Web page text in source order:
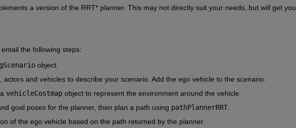
a version of the RRT* planner. This may not directly suit your needs, but will get you
the following steps:
object.
actors and vehicles to describe your scenario. Add the ego vehicle to the scenario.
vehicleCostmap object to represent the environment around the vehicle.
goal poses for the planner, then plan a path using pathPlannerRRT.
of the ego vehicle based on the path returned by the planner.